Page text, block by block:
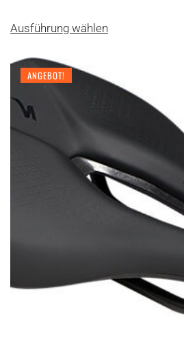
Ausführung wählenProdukt
Varianten
Optionen
können
auf
der
Produktseite
gewählt
ANGEBOT!